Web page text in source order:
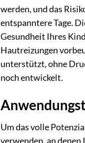
werden, und das
entspanntere Tage.
Gesundheit Ihres
Hautreizungen
unterstützt, ohne
noch entwickelt.
Um das volle
verwenden, an